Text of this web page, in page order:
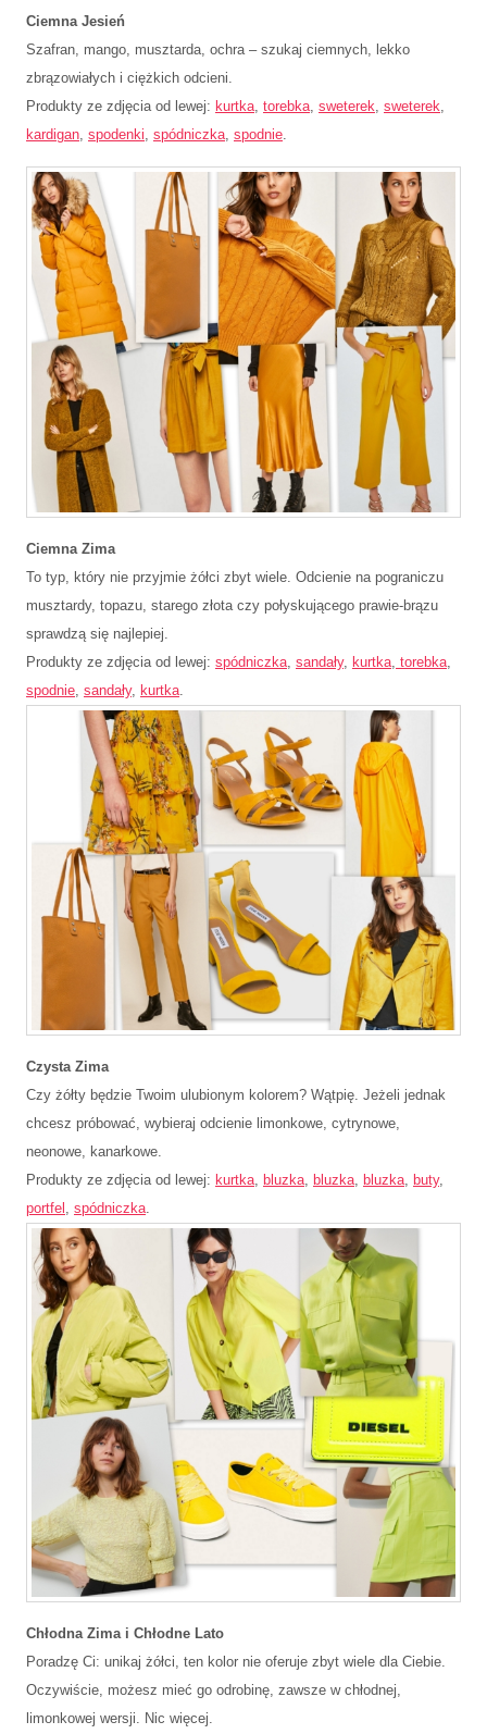
Ciemna Jesień
Szafran, mango, musztarda, ochra – szukaj ciemnych, lekko
zbrązowiałych i ciężkich odcieni.
Produkty ze zdjęcia od lewej: kurtka torebka sweterek sweterek
kardigan spodenki spódniczka spodnie
Ciemna Zima
To typ, który nie przyjmie żółci zbyt wiele. Odcienie na pograniczu
musztardy, topazu, starego złota czy połyskującego prawie-brązu
sprawdzą się najlepiej.
Produkty ze zdjęcia od lewej: spódniczka sandały, kurtka torebka
spodnie sandały, kurtka
Czysta Zima
Czy żółty będzie Twoim ulubionym kolorem? Wątpię. Jeżeli jednak
chcesz próbować, wybieraj odcienie limonkowe, cytrynowe,
neonowe, kanarkowe.
Produkty ze zdjęcia od lewej: kurtka bluzka bluzka bluzka buty,
portfel spódniczka
Chłodna Zima i Chłodne Lato
Poradzę Ci: unikaj żółci, ten kolor nie oferuje zbyt wiele dla Ciebie.
Oczywiście, możesz mieć go odrobinę, zawsze w chłodnej,
limonkowej wersji. Nic więcej.